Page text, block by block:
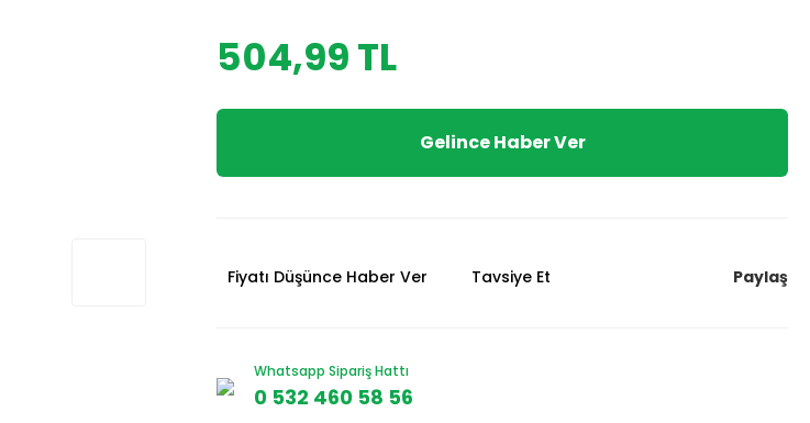
504,99 TL
Gelince Haber Ver
Fiyatı Düşünce Haber Ver Tavsiye Et Paylaş
Whatsapp Sipariş Hattı
0 532 460 58 56